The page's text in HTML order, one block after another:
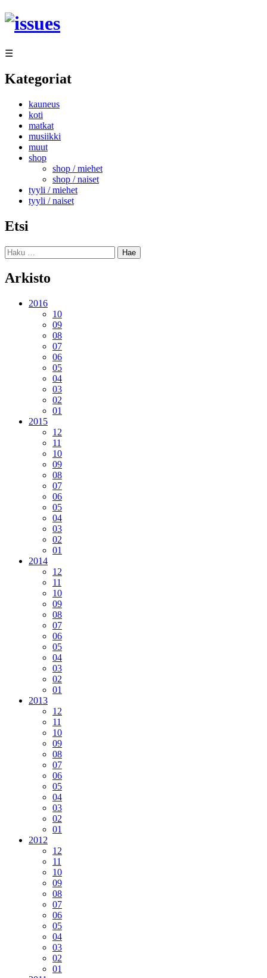
Siirry
sisältöön
☰
Kategoriat
kauneus
koti
matkat
musiikki
muut
shop
shop / miehet
shop / naiset
tyyli / miehet
tyyli / naiset
Etsi
Haku:
Arkisto
2016
10
09
08
07
06
05
04
03
02
01
2015
12
11
10
09
08
07
06
05
04
03
02
01
2014
12
11
10
09
08
07
06
05
04
03
02
01
2013
12
11
10
09
08
07
06
05
04
03
02
01
2012
12
11
10
09
08
07
06
05
04
03
02
01